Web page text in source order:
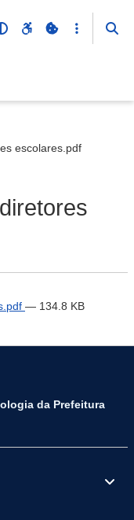
escolares.pdf
— 134.8 KB
da Prefeitura